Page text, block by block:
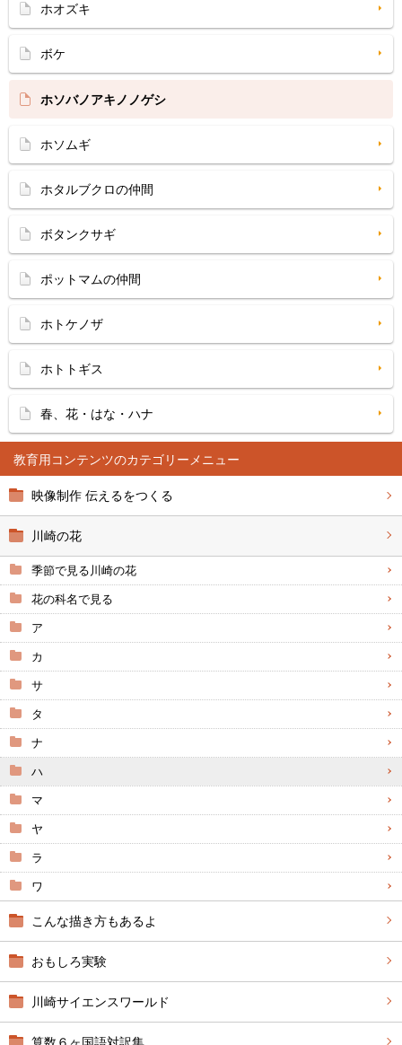
教育用コンテンツ
映像制作 伝えるをつくる
川崎の花
季節で見る川崎の花
花の科名で見る
ア
カ
サ
タ
ナ
ハ
マ
ヤ
ラ
ワ
こんな描き方もあるよ
おもしろ実験
川崎サイエンスワールド
ホオズキ
ボケ
ホソバノアキノノゲシ
ホソムギ
ホタルブクロの仲間
ボタンクサギ
ポットマムの仲間
ホトケノザ
ホトトギス
春、花・はな・ハナ